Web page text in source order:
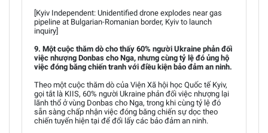
[Kyiv Independent: Unidentified drone explodes near gas
pipeline at Bulgarian-Romanian border, Kyiv to launch
inquiry]
9. Một cuộc thăm dò cho thấy 60% người Ukraine phản đối
việc nhượng Donbas cho Nga, nhưng cùng tỷ lệ đó ủng hộ
việc đóng băng chiến tranh với điều kiện bảo đảm an ninh.
Theo một cuộc thăm dò của Viện Xã hội học Quốc tế Kyiv,
gọi tắt là KIIS, 60% người Ukraine phản đối việc nhượng lại
lãnh thổ ở vùng Donbas cho Nga, trong khi cùng tỷ lệ đó
sẵn sàng chấp nhận việc đóng băng chiến sự dọc theo
chiến tuyến hiện tại để đổi lấy các bảo đảm an ninh.